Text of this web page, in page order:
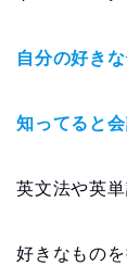
自分の好き
知ってると
英文法や英
好きなもの